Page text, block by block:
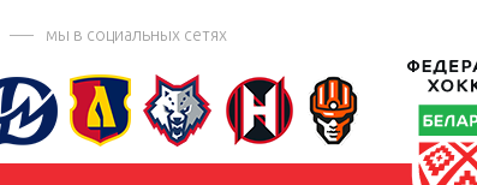
мы в социальных сетях